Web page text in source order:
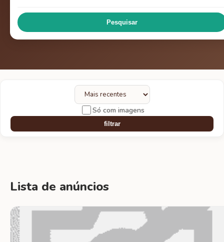
Pesquisar
Só com imagens
filtrar
Lista de anúncios